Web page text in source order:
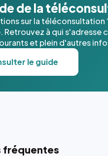
de la
sur la
Retrouvez à qui s'adresse
et plein d'autres
le guide
fréquentes